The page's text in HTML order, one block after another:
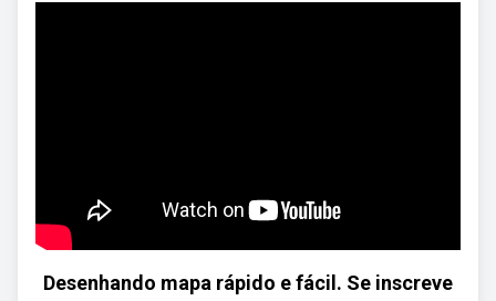
Desenhando mapa rápido e fácil. Se inscreve